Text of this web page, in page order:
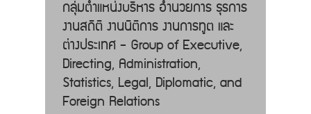
กลุ่มตำแหน่งบริหาร อํานวยการ ธุรการ
งานสถิติ งานนิติการ งานการทูต และ
ต่างประเทศ - Group of Executive,
Directing, Administration,
Statistics, Legal, Diplomatic, and
Foreign Relations